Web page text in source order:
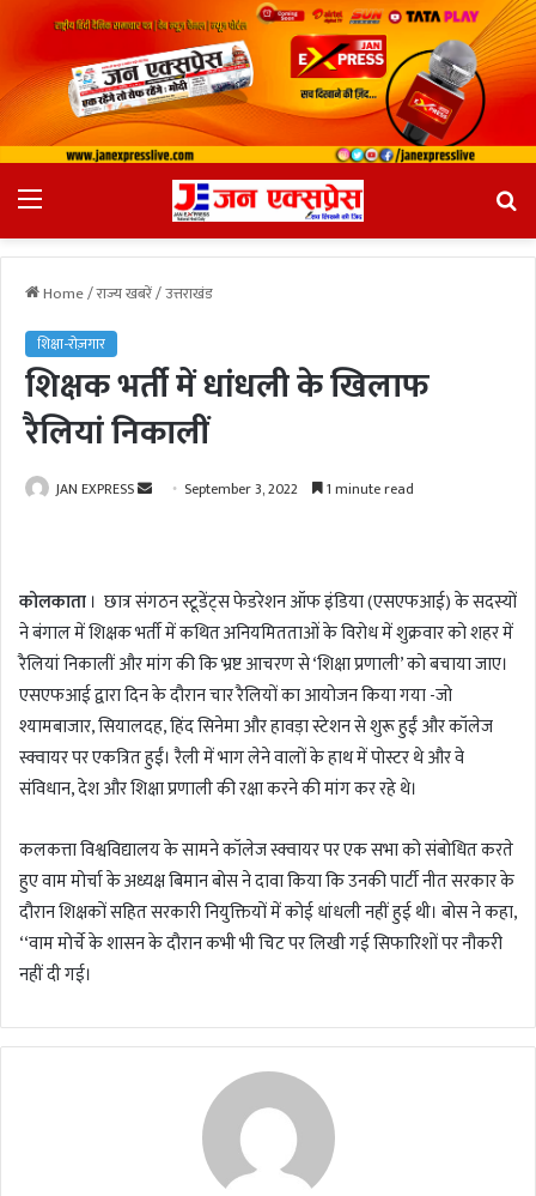
Home/राज्य खबरें/उत्तराखंड
शिक्षा-रोज़गार
शिक्षक भर्ती में धांधली के खिलाफ
रैलियां निकालीं
JAN EXPRESS
a
n
e
m
a
i
l
September 3, 2022 1 minute read
कोलकाता । छात्र संगठन स्टूडेंट्स फेडरेशन ऑफ इंडिया (एसएफआई) के सदस्यों
ने बंगाल में शिक्षक भर्ती में कथित अनियमितताओं के विरोध में शुक्रवार को शहर में
रैलियां निकालीं और मांग की कि भ्रष्ट आचरण से ‘शिक्षा प्रणाली’ को बचाया जाए।
एसएफआई द्वारा दिन के दौरान चार रैलियों का आयोजन किया गया -जो
श्यामबाजार, सियालदह, हिंद सिनेमा और हावड़ा स्टेशन से शुरू हुईं और कॉलेज
स्क्वायर पर एकत्रित हुईं। रैली में भाग लेने वालों के हाथ में पोस्टर थे और वे
संविधान, देश और शिक्षा प्रणाली की रक्षा करने की मांग कर रहे थे।
कलकत्ता विश्वविद्यालय के सामने कॉलेज स्क्वायर पर एक सभा को संबोधित करते
हुए वाम मोर्चा के अध्यक्ष बिमान बोस ने दावा किया कि उनकी पार्टी नीत सरकार के
दौरान शिक्षकों सहित सरकारी नियुक्तियों में कोई धांधली नहीं हुई थी। बोस ने कहा,
‘‘वाम मोर्चे के शासन के दौरान कभी भी चिट पर लिखी गई सिफारिशों पर नौकरी
नहीं दी गई।